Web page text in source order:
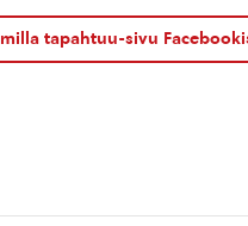
tapahtuu-sivu